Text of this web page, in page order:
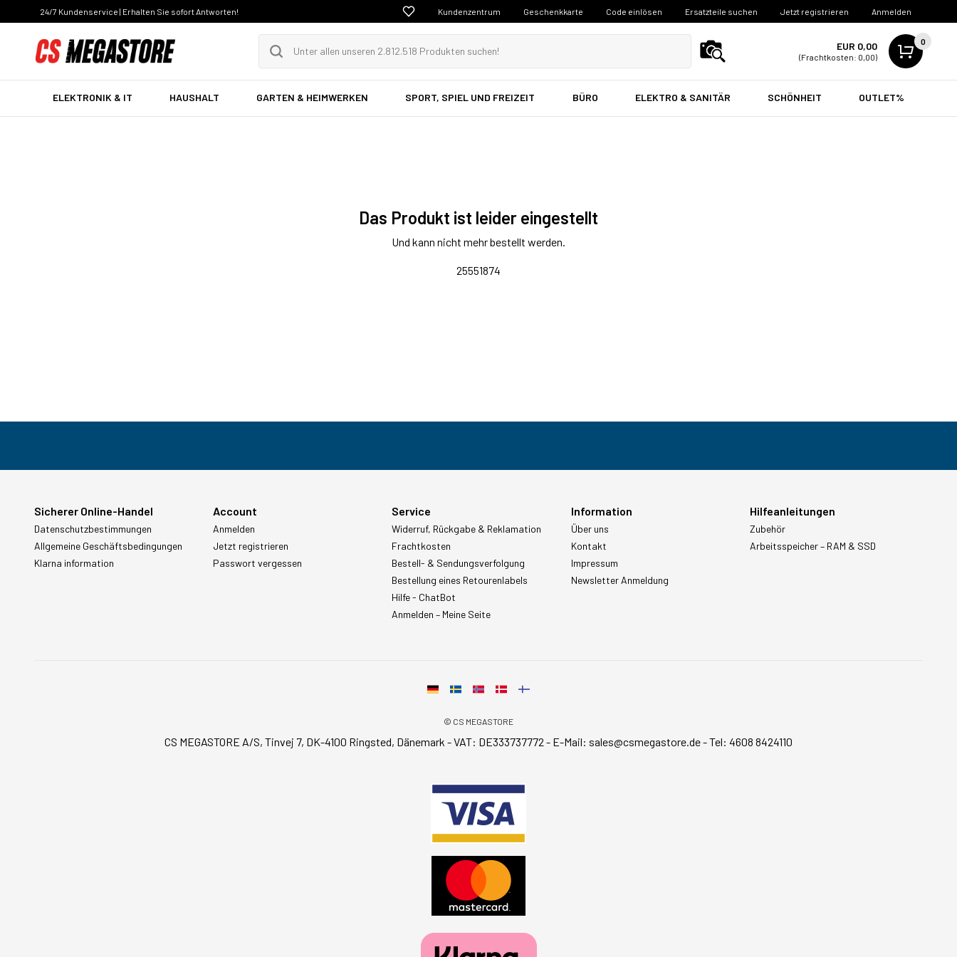
24/7 Kundenservice | Erhalten Sie sofort Antworten! Kundenzentrum Geschenkkarte Code einlösen Ersatzteile suchen Jetzt registrieren Anmelden
EUR 0,00
(Frachtkosten: 0,00)
0
ELEKTRONIK & IT HAUSHALT GARTEN & HEIMWERKEN SPORT, SPIEL UND FREIZEIT BÜRO ELEKTRO & SANITÄR SCHÖNHEIT OUTLET%
Das Produkt ist leider eingestellt
Und kann nicht mehr bestellt werden.
25551874
Sicherer Online-Handel
Datenschutzbestimmungen
Allgemeine Geschäftsbedingungen
Klarna information
Account
Anmelden
Jetzt registrieren
Passwort vergessen
Service
Widerruf, Rückgabe & Reklamation
Frachtkosten
Bestell- & Sendungsverfolgung
Bestellung eines Retourenlabels
Hilfe - ChatBot
Anmelden – Meine Seite
Information
Über uns
Kontakt
Impressum
Newsletter Anmeldung
Hilfeanleitungen
Zubehör
Arbeitsspeicher – RAM & SSD
© CS MEGASTORE
CS MEGASTORE A/S, Tinvej 7, DK-4100 Ringsted, Dänemark - VAT: DE333737772 - E-Mail: sales@csmegastore.de-Tel: 4608 8424110